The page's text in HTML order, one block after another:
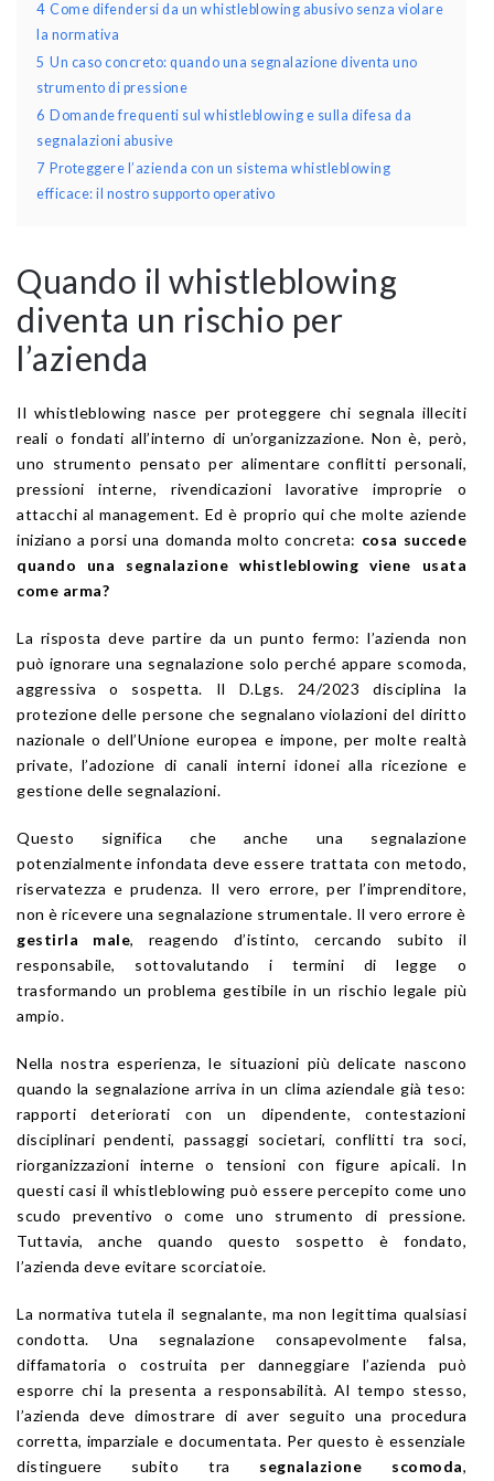
4 Come difendersi da un whistleblowing abusivo senza violare
la normativa
5 Un caso concreto: quando una segnalazione diventa uno
strumento di pressione
6 Domande frequenti sul whistleblowing e sulla difesa da
segnalazioni abusive
7 Proteggere l’azienda con un sistema whistleblowing
efficace: il nostro supporto operativo
Quando il whistleblowing
diventa un rischio per
l’azienda
Il whistleblowing nasce per proteggere chi segnala illeciti
reali o fondati all’interno di un’organizzazione. Non è, però,
uno strumento pensato per alimentare conflitti personali,
pressioni interne, rivendicazioni lavorative improprie o
attacchi al management. Ed è proprio qui che molte aziende
iniziano a porsi una domanda molto concreta: cosa succede
quando una segnalazione whistleblowing viene usata
come arma?
La risposta deve partire da un punto fermo: l’azienda non
può ignorare una segnalazione solo perché appare scomoda,
aggressiva o sospetta. Il D.Lgs. 24/2023 disciplina la
protezione delle persone che segnalano violazioni del diritto
nazionale o dell’Unione europea e impone, per molte realtà
private, l’adozione di canali interni idonei alla ricezione e
gestione delle segnalazioni.
Questo significa che anche una segnalazione
potenzialmente infondata deve essere trattata con metodo,
riservatezza e prudenza. Il vero errore, per l’imprenditore,
non è ricevere una segnalazione strumentale. Il vero errore è
gestirla male, reagendo d’istinto, cercando subito il
responsabile, sottovalutando i termini di legge o
trasformando un problema gestibile in un rischio legale più
ampio.
Nella nostra esperienza, le situazioni più delicate nascono
quando la segnalazione arriva in un clima aziendale già teso:
rapporti deteriorati con un dipendente, contestazioni
disciplinari pendenti, passaggi societari, conflitti tra soci,
riorganizzazioni interne o tensioni con figure apicali. In
questi casi il whistleblowing può essere percepito come uno
scudo preventivo o come uno strumento di pressione.
Tuttavia, anche quando questo sospetto è fondato,
l’azienda deve evitare scorciatoie.
La normativa tutela il segnalante, ma non legittima qualsiasi
condotta. Una segnalazione consapevolmente falsa,
diffamatoria o costruita per danneggiare l’azienda può
esporre chi la presenta a responsabilità. Al tempo stesso,
l’azienda deve dimostrare di aver seguito una procedura
corretta, imparziale e documentata. Per questo è essenziale
distinguere subito tra segnalazione scomoda,